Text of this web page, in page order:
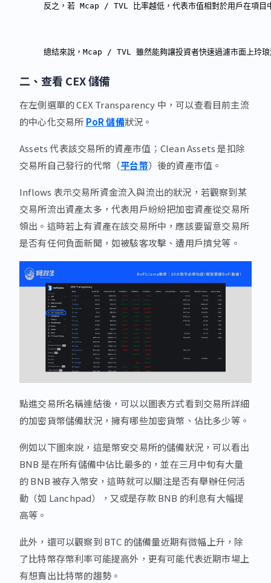
反之，若 Mcap / TVL 比率越低，代表市值相對於用戶在項目
總結來說，Mcap / TVL 雖然能夠讓投資者快速過濾市面上玲
二、查看 CEX 儲備
在左側選單的 CEX Transparency 中，可以查看目前主流
的中心化交易所 PoR 儲備狀況。
Assets 代表該交易所的資產市值；Clean Assets 是扣除
交易所自己發行的代幣（平台幣）後的資產市值。
Inflows 表示交易所資金流入與流出的狀況，若觀察到某
交易所流出資產太多，代表用戶紛紛把加密資產從交易所
領出。這時若上有資產在該交易所中，應該要留意交易所
是否有任何負面新聞，如被駭客攻擊、遭用戶擠兌等。
點進交易所名稱連結後，可以以圖表方式看到交易所詳細
的加密貨幣儲備狀況，擁有哪些加密貨幣、佔比多少等。
例如以下圖來說，這是幣安交易所的儲備狀況，可以看出
BNB 是在所有儲備中佔比最多的，並在三月中旬有大量
的 BNB 被存入幣安，這時就可以關注是否有舉辦任何活
動（如 Lanchpad），又或是存款 BNB 的利息有大幅提
高等。
此外，還可以觀察到 BTC 的儲備量近期有微幅上升，除
了比特幣存幣利率可能提高外，更有可能代表近期市場上
有想賣出比特幣的趨勢。